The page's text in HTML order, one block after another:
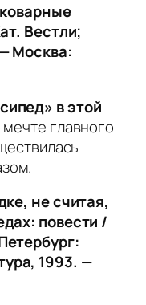
Вестли;
Москва:
в этой
главного
не считая,
повести /
1993. —